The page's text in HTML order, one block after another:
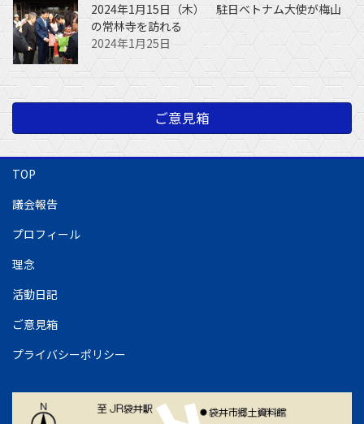
2024年1月15日（木） 駐日ベトナム大使が梅山
の常林寺を訪れる
2024年1月25日
ご意見箱
TOP
議会報告
プロフィール
理念
活動日記
ご意見箱
プライバシーポリシー